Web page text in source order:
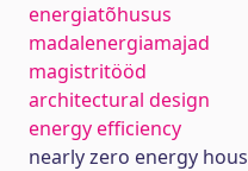
energiatõhusus
madalenergiamajad
magistritööd
architectural design
energy efficiency
nearly zero energy